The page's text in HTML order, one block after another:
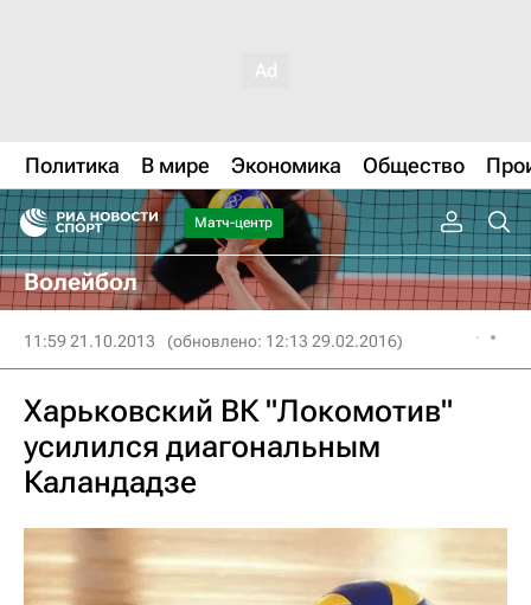
Политика В мире Экономика Общество
Матч-центр
Волейбол
11:59 21.10.2013 (обновлено: 12:13 29.02.2016)
Харьковский ВК "Локомотив"
усилился диагональным
Каландадзе